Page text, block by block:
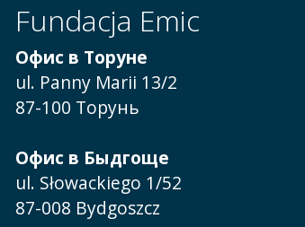
Fundacja Emic
Офис в Торуне
ul. Panny Marii 13/2
87-100 Торунь
Офис в Быдгоще
ul. Słowackiego 1/52
87-008 Bydgoszcz